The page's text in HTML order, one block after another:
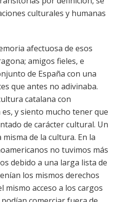
culturales y humanas
afectuosa de esos
amigos fieles, e
de España con una
que antes no adivinaba.
catalana con
y siento mucho tener que
de carácter cultural. Un
de la cultura. En la
no tuvimos más
debido a una larga lista de
los mismos derechos
mismo acceso a los cargos